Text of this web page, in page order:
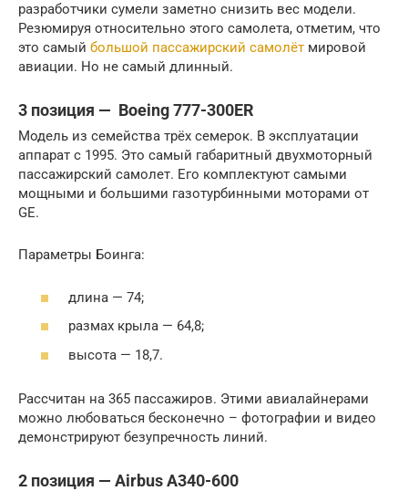
разработчики сумели заметно снизить вес модели.
Резюмируя относительно этого самолета, отметим, что
это самый большой пассажирский самолёт мировой
авиации. Но не самый длинный.
3 позиция — Boeing 777-300ER
Модель из семейства трёх семерок. В эксплуатации
аппарат с 1995. Это самый габаритный двухмоторный
пассажирский самолет. Его комплектуют самыми
мощными и большими газотурбинными моторами от
GE.
Параметры Боинга:
длина — 74;
размах крыла — 64,8;
высота — 18,7.
Рассчитан на 365 пассажиров. Этими авиалайнерами
можно любоваться бесконечно – фотографии и видео
демонстрируют безупречность линий.
2 позиция — Airbus A340-600